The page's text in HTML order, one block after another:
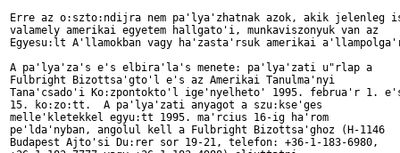
Erre az o:szto:ndijra nem pa'lya'zhatnak azok, akik jelenleg
valamely amerikai egyetem hallgato'i, munkaviszonyuk van az
Egyesu:lt A'llamokban vagy ha'zasta'rsuk amerikai
A pa'lya'za's e's elbira'la's menete: pa'lya'zati u"rlap a
Fulbright Bizottsa'gto'l e's az Amerikai Tanulma'nyi
Tana'csado'i Ko:zpontokto'l ige'nyelheto' 1995. februa'r 1.
15. ko:zo:tt.  A pa'lya'zati anyagot a szu:kse'ges
melle'kletekkel egyu:tt 1995. ma'rcius 16-ig ha'rom
pe'lda'nyban, angolul kell a Fulbright Bizottsa'ghoz (H-1146
Budapest Ajto'si Du:rer sor 19-21, telefon: +36-1-183-6980,